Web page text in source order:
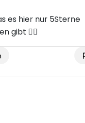
es hier nur 5Sterne
gibt 🤷‍♀️